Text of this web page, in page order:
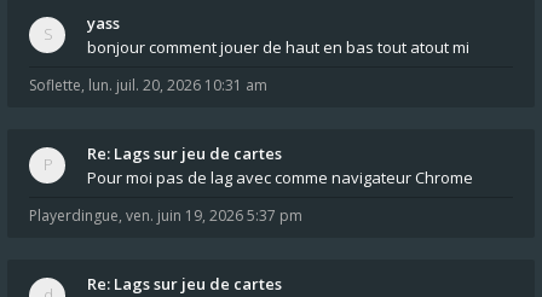
yass
bonjour comment jouer de haut en bas tout atout mi
Soflette, lun. juil. 20, 2026 10:31 am
Re: Lags sur jeu de cartes
Pour moi pas de lag avec comme navigateur Chrome
Playerdingue, ven. juin 19, 2026 5:37 pm
Re: Lags sur jeu de cartes